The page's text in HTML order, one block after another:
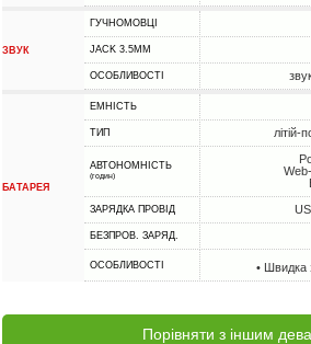
ЗВУК
ГУЧНОМОВЦІ
JACK 3.5MM
ОСОБЛИВОСТІ
БАТАРЕЯ
ЕМНІСТЬ
ТИП літій-
АВТОНОМНІСТЬ
(годин)
ЗАРЯДКА ПРОВІД
БЕЗПРОВ. ЗАРЯД.
ОСОБЛИВОСТІ • Швидка
Порівняти з іншим